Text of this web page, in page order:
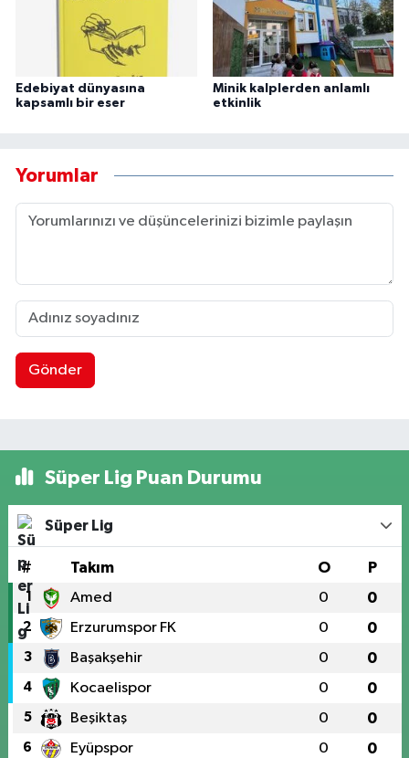
Edebiyat dünyasına
kapsamlı bir eser
Minik kalplerden anlamlı
etkinlik
Yorumlar
Gönder
Süper Lig Puan Durumu
Süper Lig
# Takım O P
1 Amed 0 0
2 Erzurumspor FK 0 0
3 Başakşehir 0 0
4 Kocaelispor 0 0
5 Beşiktaş 0 0
6 Eyüpspor 0 0